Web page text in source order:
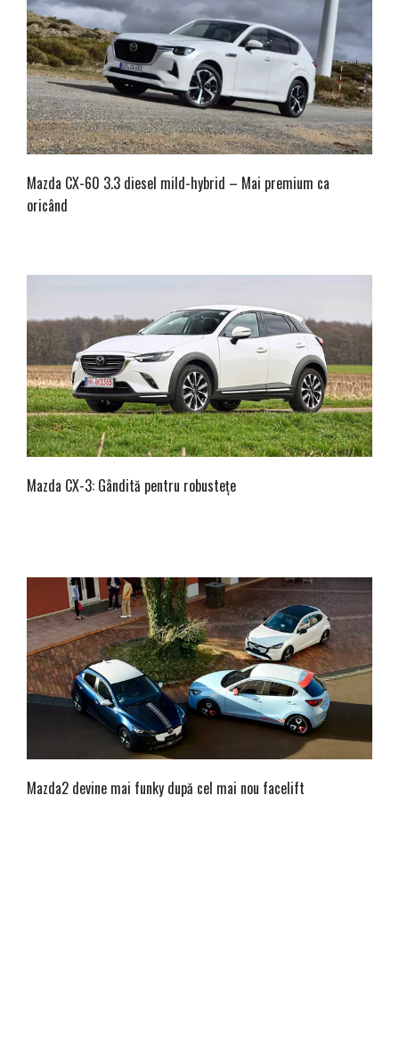
Mazda CX-60 3.3 diesel mild-hybrid – Mai premium ca
oricând
Mazda CX-3: Gândită pentru robustețe
Mazda2 devine mai funky după cel mai nou facelift